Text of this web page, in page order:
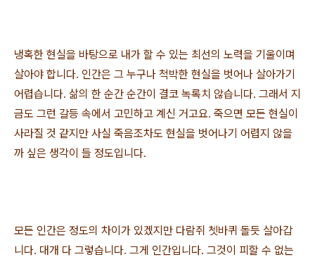
냉혹한 현실을 바탕으로 내가 할 수 있는 최선의 노력을 기울이며
살아야 합니다. 인간은 그 누구나 척박한 현실을 벗어나 살아가기
어렵습니다. 삶의 한 순간 순간이 결코 녹록치 않습니다. 그래서 지
금도 그런 갈등 속에서 고민하고 계신 거고요. 죽으면 모든 현실이
사라질 것 같지만 사실 죽음조차도 현실을 벗어나기 어렵지 않을
까 싶은 생각이 들 정도입니다.
모든 인간은 정도의 차이가 있겠지만 다람쥐 쳇바퀴 돌듯 살아갑
니다. 대개 다 그렇습니다. 그게 인간입니다. 그것이 피할 수 없는